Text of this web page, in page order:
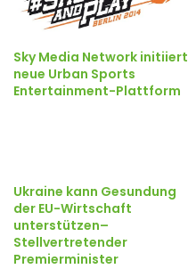
Sky Media Network initiiert
neue Urban Sports
Entertainment-Plattform
Ukraine kann Gesundung
der EU-Wirtschaft
unterstützen–
Stellvertretender
Premierminister